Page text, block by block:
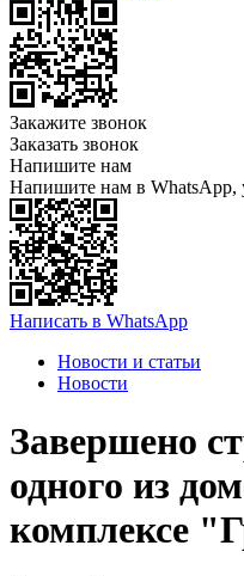
Закажите звонок
Заказать звонок
Напишите нам
Напишите нам в WhatsApp,
Написать в WhatsApp
Новости и статьи
Новости
Завершено
одного из
комплексе